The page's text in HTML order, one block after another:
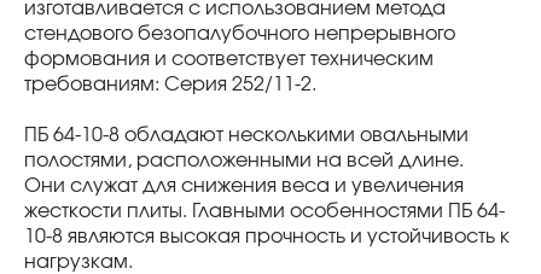
изготавливается с использованием метода
стендового безопалубочного непрерывного
формования и соответствует техническим
требованиям: Серия 252/11-2.
ПБ 64-10-8 обладают несколькими овальными
полостями, расположенными на всей длине.
Они служат для снижения веса и увеличения
жесткости плиты. Главными особенностями ПБ 64-
10-8 являются высокая прочность и устойчивость к
нагрузкам.